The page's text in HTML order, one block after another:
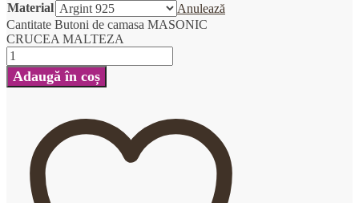
Material
Anulează
Cantitate Butoni de camasa MASONIC
CRUCEA MALTEZA
Adaugă în coș